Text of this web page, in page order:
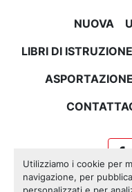
Utilizziamo i cookie per
navigazione, per
NUOVA
LIBRI DI ISTRUZIONE
Machinio